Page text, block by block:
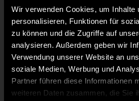
Wir verwenden Cookies, um Inhalte
personalisieren, Funktionen für
zu können und die Zugriffe auf
analysieren. Außerdem geben wir
Verwendung unserer Website an
soziale Medien, Werbung und
Partner führen diese Informationen
weiteren Daten zusammen, die Sie
13' TOR 1:4, FELDTOR
3' TOR 1:3, FELDTOR
2' TOR 1:2, FELDTOR